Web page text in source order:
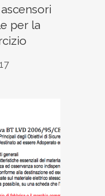
per la